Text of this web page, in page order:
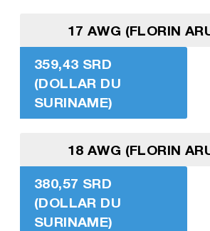
17 AWG (FLORIN
359,43 SRD
(DOLLAR DU
SURINAME)
18 AWG (FLORIN
380,57 SRD
(DOLLAR DU
SURINAME)